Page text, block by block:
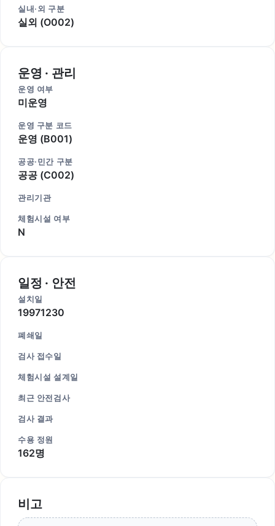
실내·외 구분
실외 (O002)
운영 · 관리
운영 여부
미운영
운영 구분 코드
운영 (B001)
공공·민간 구분
공공 (C002)
관리기관
체험시설 여부
N
일정 · 안전
설치일
19971230
폐쇄일
검사 접수일
체험시설 설계일
최근 안전검사
검사 결과
수용 정원
162명
비고